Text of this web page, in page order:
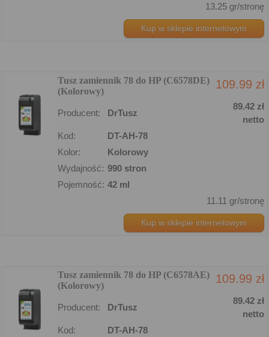
13.25 gr/stronę
Kup w sklepie internetowym
Tusz zamiennik 78 do HP (C6578DE)
(Kolorowy)
109.99 zł
Producent: DrTusz
89.42 zł
netto
Kod:
DT-AH-78
Kolor:
Kolorowy
Wydajność: 990 stron
Pojemność: 42 ml
11.11 gr/stronę
Kup w sklepie internetowym
Tusz zamiennik 78 do HP (C6578AE)
(Kolorowy)
109.99 zł
Producent: DrTusz
89.42 zł
netto
Kod:
DT-AH-78